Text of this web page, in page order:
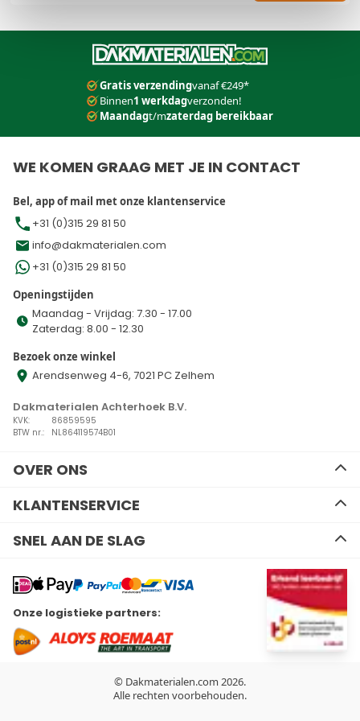
Gratis verzendingvanaf €249*
Binnen1 werkdagverzonden!
Maandagt/mzaterdag bereikbaar
WE KOMEN GRAAG MET JE IN CONTACT
Bel, app of mail met onze klantenservice
+31 (0)315 29 81 50
info@dakmaterialen.com
+31 (0)315 29 81 50
Openingstijden
Maandag - Vrijdag: 7.30 - 17.00
Zaterdag: 8.00 - 12.30
Bezoek onze winkel
Arendsenweg 4-6, 7021 PC Zelhem
Dakmaterialen Achterhoek B.V.
KVK:
86859595
BTW nr.:
NL864119574B01
OVER ONS
Ons team
Advies
Disclaimer
LinkedinFacebookYoutubeInstagram
KLANTENSERVICE
Zakelijk bestellen
Verzenden en retourneren
Betalen
SNEL AAN DE SLAG
Resitrix dakbedekking
Hertalan dakbedekking
Bitumen dakbedekking
Kunststof dakbedekking
Plat dak Isolatie
Gereedschap
Onze logistieke partners:
© Dakmaterialen.com 2026.
Alle rechten voorbehouden.